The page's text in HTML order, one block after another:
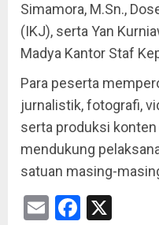
Simamora, M.Sn.,
(IKJ), serta Yan
Madya Kantor Staf
Para peserta
jurnalistik, fotografi,
serta produksi konten
mendukung
satuan masing-
Email